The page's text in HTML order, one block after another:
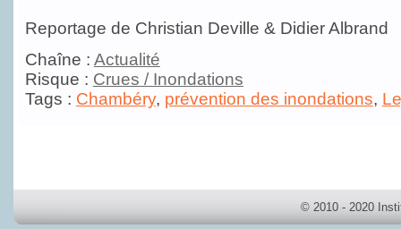
Reportage de Christian Deville & Didier Albrand
Chaîne : Actualité
Risque : Crues / Inondations
Tags : Chambéry, prévention des inondations,
© 2010 - 2020